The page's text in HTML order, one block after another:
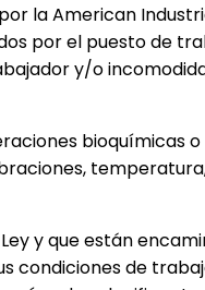
la American
por el puesto de
y/o
bioquímicas
y que están
condiciones de